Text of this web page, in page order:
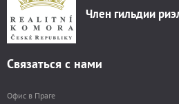
Член гильдии
Связаться с нами
Офис в Праге